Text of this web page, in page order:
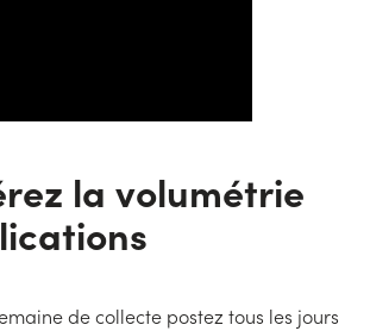
la volumétrie
de collecte postez tous les jours